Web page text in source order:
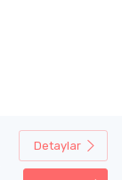
Detaylar